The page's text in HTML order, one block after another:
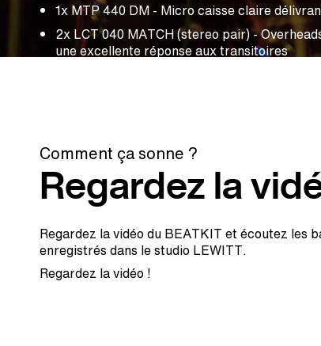
1x MTP 440 DM - Micro caisse claire
2x LCT 040 MATCH (stereo pair) -
une excellente réponse aux transitoires
Comment ça sonne ?
Regardez la
Regardez la vidéo du BEATKIT et écoutez les
enregistrés dans le studio LEWITT.
Regardez la vidéo !